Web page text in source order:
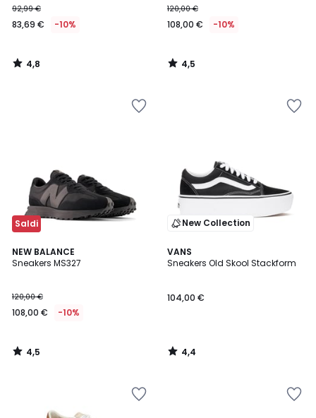
92,99 €
83,69 € -10%
4,8
/
120,00 €
108,00 € -10%
4,5
/
Saldi
NEW BALANCE
Sneakers MS327
120,00 €
108,00 € -10%
4,5
/ 5
4,5
/
New Collection
VANS
Sneakers Old Skool Stackform
104,00 €
4,4
/ 5
4,4
/